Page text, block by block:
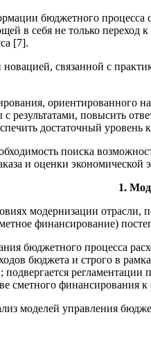
бюджетного процесса
в себя не только переход
[7].
связанной с
ориентированного
результатами, повысить
достаточный уровень
поиска
и оценки экономической
1.
модернизации отрасли,
финансирование)
бюджетного процесса
бюджета и строго в
подвергается
сметного финансирования к
моделей управления